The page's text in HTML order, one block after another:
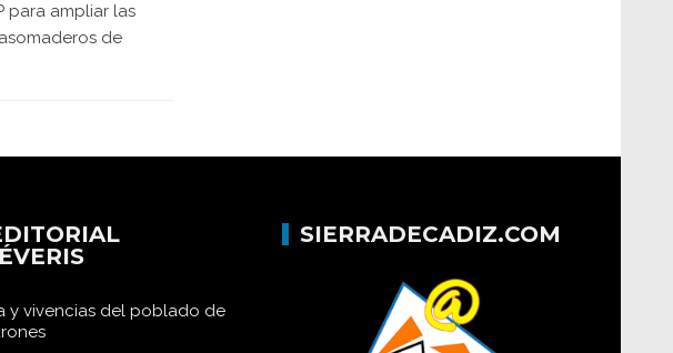
para ampliar las
de
y vivencias del poblado de
SIERRADECADIZ.COM